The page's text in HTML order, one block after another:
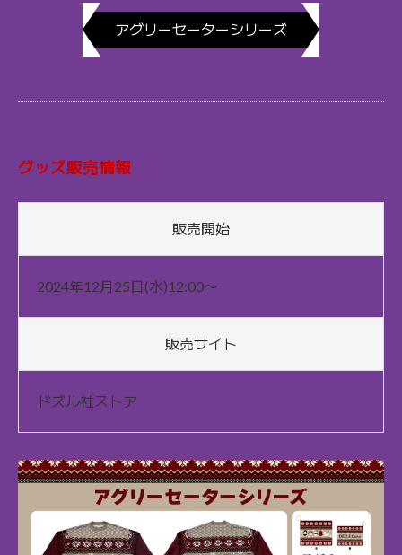
アグリーセーターシリーズ
グッズ販売情報
販売開始
2024年12月25日(水)12:00〜
販売サイト
ドズル社ストア